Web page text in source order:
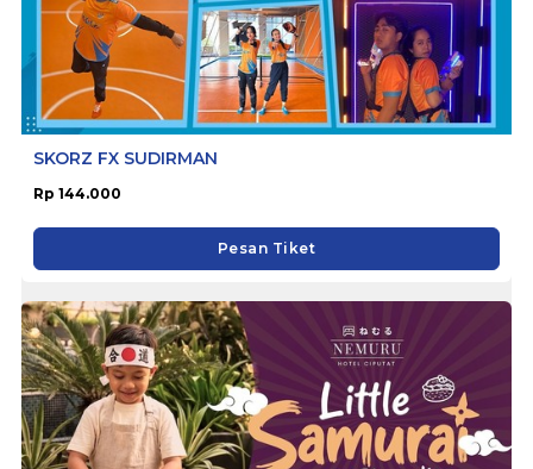
SKORZ FX SUDIRMAN
Rp 144.000
Pesan Tiket